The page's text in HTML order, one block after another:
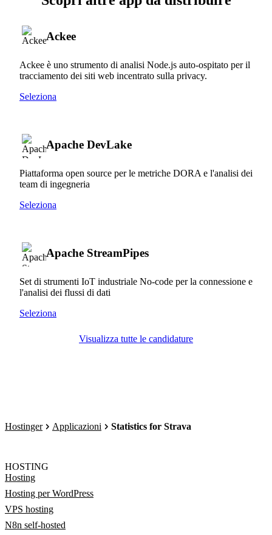
Ackee
Ackee è uno strumento di analisi Node.js auto-ospitato per il
tracciamento dei siti web incentrato sulla privacy.
Seleziona
Apache DevLake
Piattaforma open source per le metriche DORA e l'analisi dei
team di ingegneria
Seleziona
Apache StreamPipes
Set di strumenti IoT industriale No-code per la connessione e
l'analisi dei flussi di dati
Seleziona
Visualizza tutte le candidature
Hostinger Applicazioni Statistics for Strava
HOSTING
Hosting
Hosting per WordPress
VPS hosting
N8n self-hosted